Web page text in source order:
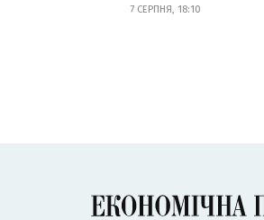
7 СЕРПНЯ, 18:10